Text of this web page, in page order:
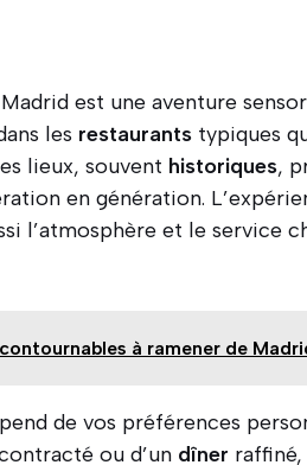
est une aventure
les restaurants typiques
lieux, souvent historiques,
en génération.
l’atmosphère et le service
à ramener de
de vos préférences
ou d’un dîner